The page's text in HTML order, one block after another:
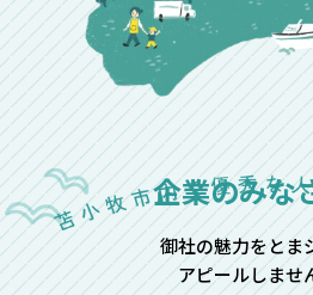
企業のみな
御社の魅力をとま
アピールしませ